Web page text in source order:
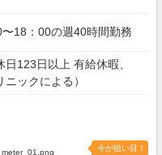
18：00の週40時間勤務
123日以上 有給休暇、
ックによる）
今が狙い目！